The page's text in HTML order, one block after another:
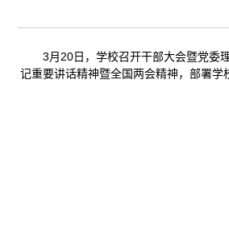
3月20日，学校召开干部大会暨党委
记重要讲话精神暨全国两会精神，部署